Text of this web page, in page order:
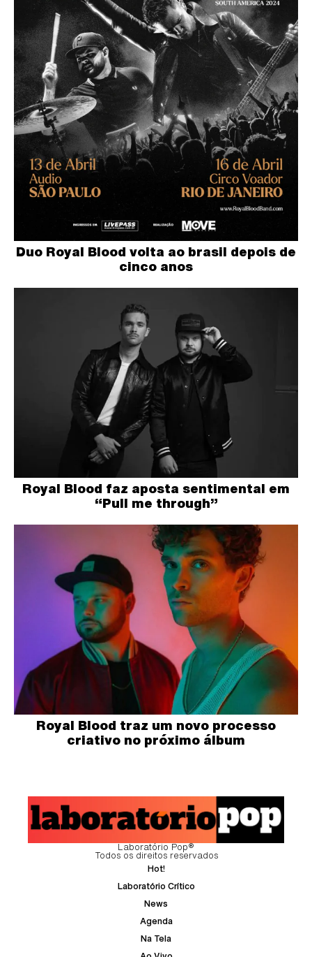
Duo Royal Blood volta ao brasil depois de
cinco anos
Royal Blood faz aposta sentimental em
“Pull me through”
Royal Blood traz um novo processo
criativo no próximo álbum
Laboratório Pop®
Todos os direitos reservados
Hot!
Laboratório Crítico
News
Agenda
Na Tela